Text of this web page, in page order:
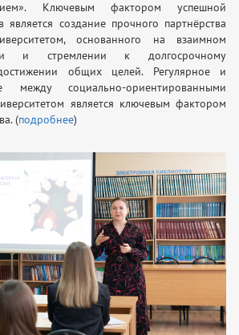
Ключевым фактором успешной
является создание прочного партнёрства
основанного на взаимном
и стремлении к долгосрочному
общих целей. Регулярное и
между социально-ориентированными
является ключевым фактором
(подробнее)